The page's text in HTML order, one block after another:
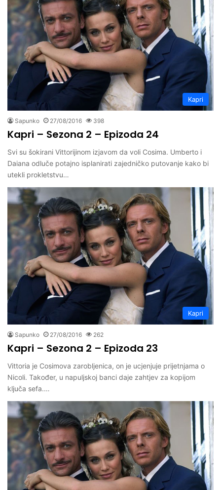
Kapri
Sapunko 27/08/2016 398
Kapri – Sezona 2 – Epizoda 24
Svi su šokirani Vittorijinom izjavom da voli Cosima. Umberto i
Daiana odluče potajno isplanirati zajedničko putovanje kako bi
utekli prokletstvu…
Kapri
Sapunko 27/08/2016 262
Kapri – Sezona 2 – Epizoda 23
Vittoria je Cosimova zarobljenica, on je ucjenjuje prijetnjama o
Nicoli. Također, u napuljskoj banci daje zahtjev za kopijom
ključa sefa.…